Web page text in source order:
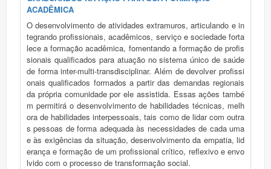
ACADÊMICA
O desenvolvimento de atividades extramuros, articulando e in
tegrando profissionais, acadêmicos, serviço e sociedade forta
lece a formação acadêmica, fomentando a formação de profis
sionais qualificados para atuação no sistema único de saúde
de forma inter-multi-transdisciplinar. Além de devolver profissi
onais qualificados formados a partir das demandas regionais
da própria comunidade por ele assistida. Essas ações també
m permitirá o desenvolvimento de habilidades técnicas, melh
ora de habilidades interpessoais, tais como de lidar com outra
s pessoas de forma adequada às necessidades de cada uma
e às exigências da situação, desenvolvimento da empatia, lid
erança e formação de um profissional crítico, reflexivo e envo
lvido com o processo de transformação social.